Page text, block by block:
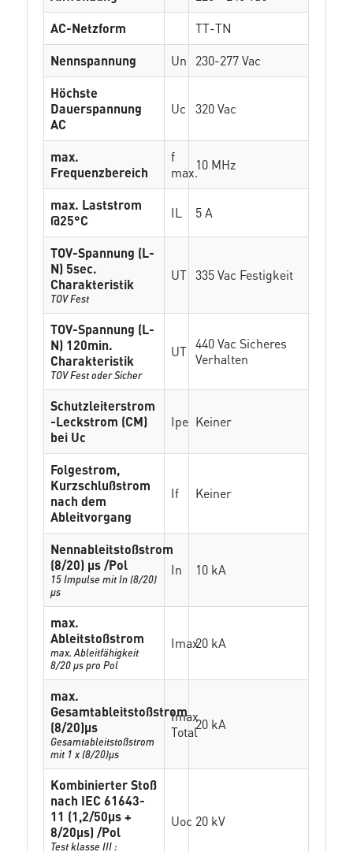
AC-Netzform
TT-TN
Nennspannung
Un
230-277 Vac
Höchste
Dauerspannung
AC
Uc 320 Vac
max.
Frequenzbereich
f
max.10 MHz
max. Laststrom
@25°C
IL 5 A
TOV-Spannung (L-
N) 5sec.
Charakteristik
TOV Fest
UT 335 Vac Festigkeit
TOV-Spannung (L-
N) 120min.
Charakteristik
TOV Fest oder Sicher
UT 440 Vac Sicheres
Verhalten
Schutzleiterstrom
-Leckstrom (CM)
bei Uc
Ipe Keiner
Folgestrom,
Kurzschlußstrom
nach dem
Ableitvorgang
If Keiner
Nennableitstoßstrom
(8/20) µs /Pol
15 Impulse mit In (8/20)
µs
In 10 kA
max.
Ableitstoßstrom
max. Ableitfähigkeit
8/20 µs pro Pol
Imax20 kA
max.
Gesamtableitstoßstrom
(8/20)µs
Gesamtableitstoßstrom
mit 1 x (8/20)µs
Imax
Total20 kA
Kombinierter Stoß
nach IEC 61643-
11 (1,2/50µs +
8/20µs) /Pol
Test klasse III :
Uoc 20 kV